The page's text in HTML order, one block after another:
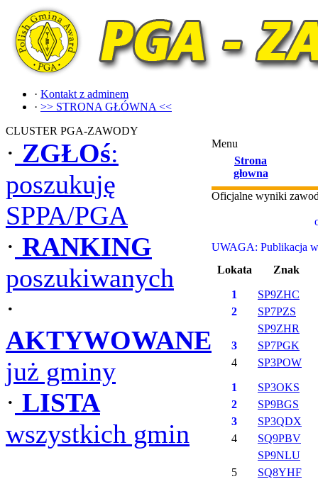
· Kontakt z adminem
· >> STRONA GŁÓWNA <<
CLUSTER PGA-ZAWODY
· ZGŁOś:
poszukuję
SPPA/PGA
· RANKING
poszukiwanych
·
AKTYWOWANE
już gminy
· LISTA
wszystkich gmin
Menu
Strona
głowna
Oficjalne wyniki
UWAGA: Publikacja
Lokata
Znak
1
SP9ZHC
2
SP7PZS
SP9ZHR
3
SP7PGK
4
SP3POW
1
SP3OKS
2
SP9BGS
3
SP3QDX
4
SQ9PBV
SP9NLU
5
SQ8YHF